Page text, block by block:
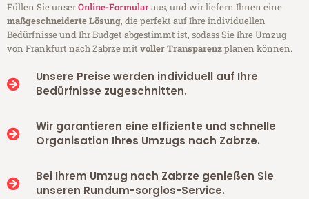
Füllen Sie unserOnline-Formularaus, und wir liefern Ihnen eine
maßgeschneiderte Lösung, die perfekt auf Ihre individuellen
Bedürfnisse und Ihr Budget abgestimmt ist, sodass Sie Ihre Umzug
von Frankfurt nach Zabrze mitvoller Transparenzplanen können.
Unsere Preise werden individuell auf Ihre
Bedürfnisse zugeschnitten.
Wir garantieren eine effiziente und schnelle
Organisation Ihres Umzugs nach Zabrze.
Bei Ihrem Umzug nach Zabrze genießen Sie
unseren Rundum-sorglos-Service.